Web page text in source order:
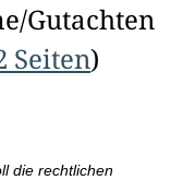
Gutachten
Seiten)
die rechtlichen